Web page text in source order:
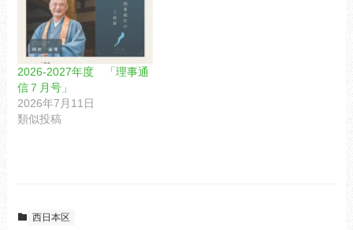
2026-2027年度 「理事通
信７月号」
2026年7月11日
類似投稿
西日本区